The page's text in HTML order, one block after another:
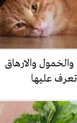
والارهاق
عليها